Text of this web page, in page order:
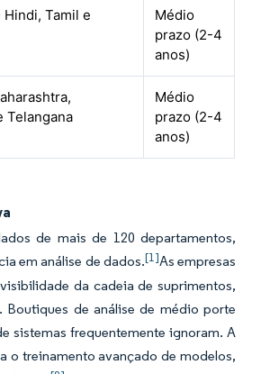
Hindi, Tamil e
Médio
prazo (2-4
anos)
Telangana
Médio
prazo (2-4
anos)
de mais de 120 departamentos,
em análise de dados.[1]As empresas
da cadeia de suprimentos,
de análise de médio porte
sistemas frequentemente ignoram. A
o treinamento avançado de modelos,